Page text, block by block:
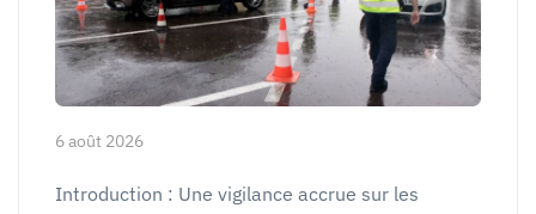
6 août 2026
Introduction : Une vigilance accrue sur les